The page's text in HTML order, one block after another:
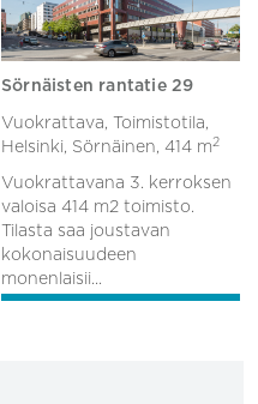
Sörnäisten rantatie 29
Vuokrattava, Toimistotila,
Helsinki, Sörnäinen, 414 m 2
Vuokrattavana 3. kerroksen
valoisa 414 m2 toimisto.
Tilasta saa joustavan
kokonaisuudeen
monenlaisii...